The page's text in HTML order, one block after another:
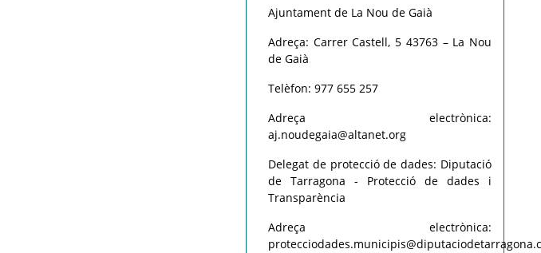
Ajuntament de La Nou de Gaià
Adreça: Carrer Castell, 5 43763 – La Nou
de Gaià
Telèfon: 977 655 257
Adreça electrònica:
aj.noudegaia@altanet.org
Delegat de protecció de dades: Diputació
de Tarragona - Protecció de dades i
Transparència
Adreça electrònica: